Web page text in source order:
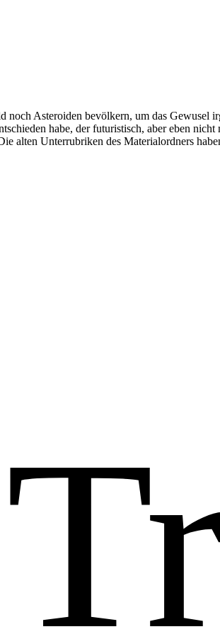
Asteroiden bevölkern, um das Gewusel
habe, der futuristisch, aber eben
alten Unterrubriken des Materialordners